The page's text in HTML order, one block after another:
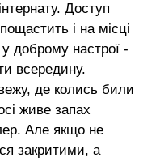
Доступ
і на місці
доброму настрої -
всередину.
де колись били
живе запах
Але якщо не
закритими, а